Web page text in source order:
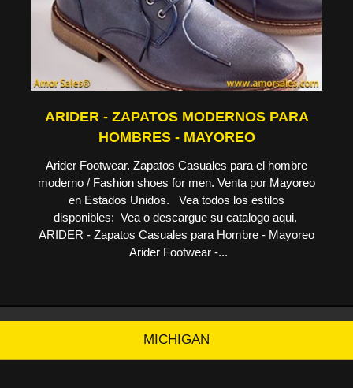
ARIDER - ZAPATOS MODERNOS PARA
HOMBRES - MAYOREO
Arider Footwear. Zapatos Casuales para el hombre
moderno / Fashion shoes for men. Venta por Mayoreo
en Estados Unidos. Vea todos los estilos
disponibles: Vea o descargue su catalogo aqui.
ARIDER - Zapatos Casuales para Hombre - Mayoreo
Arider Footwear -...
MICHIGAN